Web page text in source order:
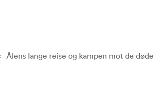
Ålens lange reise og kampen mot de